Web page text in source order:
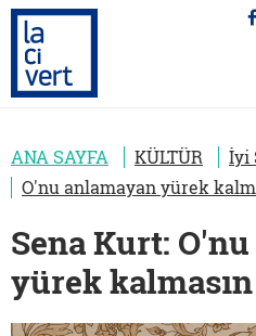
ANA SAYFA KÜLTÜR
İyi
O'nu anlamayan yürek
Sena Kurt:
yürek kalmasın